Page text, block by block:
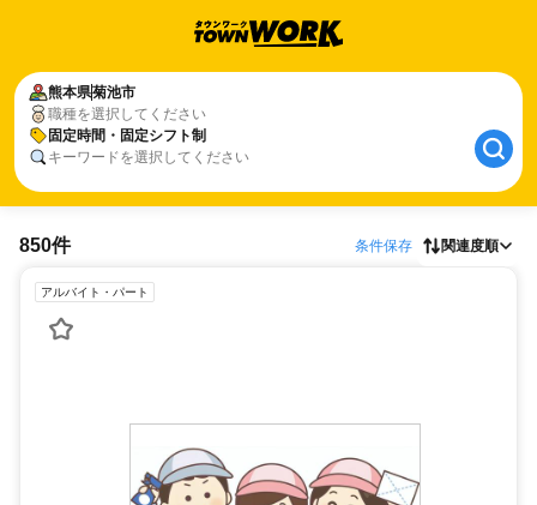
熊本県菊池市
職種を選択してください
固定時間・固定シフト制
キーワードを選択してください
850件 条件保存 関連度順
アルバイト・パート